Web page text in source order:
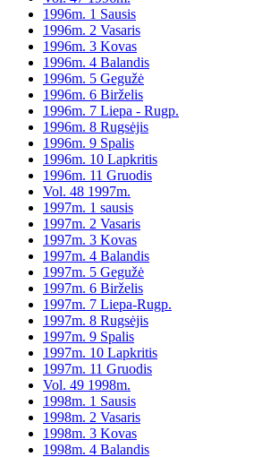
1996m. 1 Sausis
1996m. 2 Vasaris
1996m. 3 Kovas
1996m. 4 Balandis
1996m. 5 Gegužė
1996m. 6 Birželis
1996m. 7 Liepa - Rugp.
1996m. 8 Rugsėjis
1996m. 9 Spalis
1996m. 10 Lapkritis
1996m. 11 Gruodis
Vol. 48 1997m.
1997m. 1 sausis
1997m. 2 Vasaris
1997m. 3 Kovas
1997m. 4 Balandis
1997m. 5 Gegužė
1997m. 6 Birželis
1997m. 7 Liepa-Rugp.
1997m. 8 Rugsėjis
1997m. 9 Spalis
1997m. 10 Lapkritis
1997m. 11 Gruodis
Vol. 49 1998m.
1998m. 1 Sausis
1998m. 2 Vasaris
1998m. 3 Kovas
1998m. 4 Balandis